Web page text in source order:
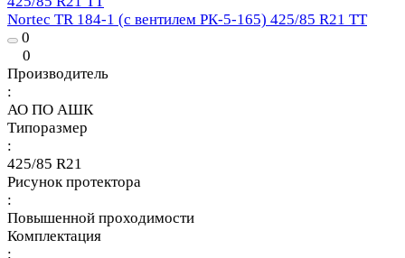
Nortec TR 184-1 (с вентилем РК-5-165) 425/85 R21 TT
0
0
Производитель
:
АО ПО АШК
Типоразмер
:
425/85 R21
Рисунок протектора
:
Повышенной проходимости
Комплектация
: